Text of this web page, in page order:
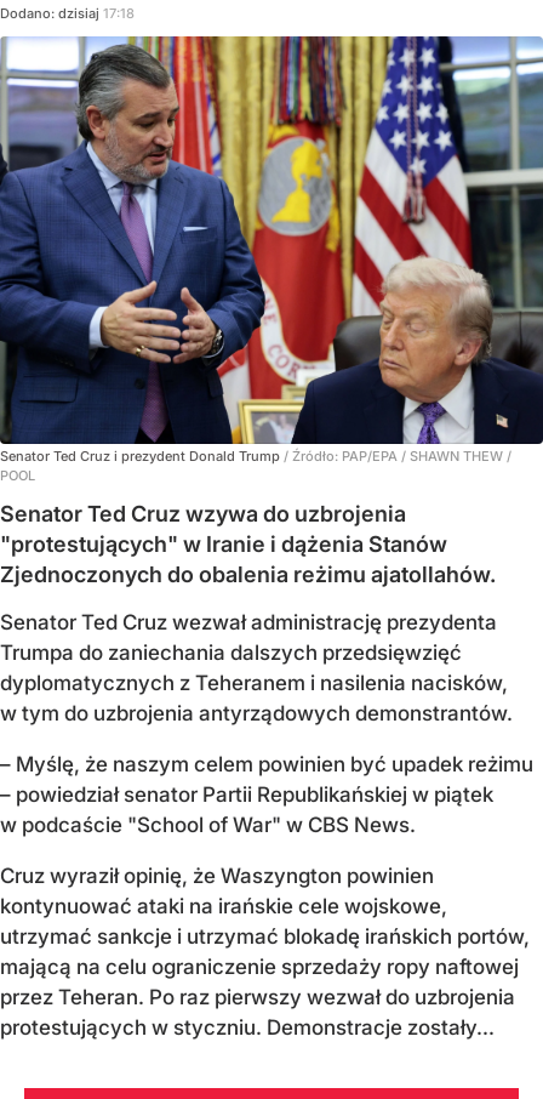
Dodano: dzisiaj 17:18
Senator Ted Cruz i prezydent Donald Trump / Źródło: PAP/EPA / SHAWN THEW /
POOL
Senator Ted Cruz wzywa do uzbrojenia
"protestujących" w Iranie i dążenia Stanów
Zjednoczonych do obalenia reżimu ajatollahów.
Senator Ted Cruz wezwał administrację prezydenta
Trumpa do zaniechania dalszych przedsięwzięć
dyplomatycznych z Teheranem i nasilenia nacisków,
w tym do uzbrojenia antyrządowych demonstrantów.
– Myślę, że naszym celem powinien być upadek reżimu
– powiedział senator Partii Republikańskiej w piątek
w podcaście "School of War" w CBS News.
Cruz wyraził opinię, że Waszyngton powinien
kontynuować ataki na irańskie cele wojskowe,
utrzymać sankcje i utrzymać blokadę irańskich portów,
mającą na celu ograniczenie sprzedaży ropy naftowej
przez Teheran. Po raz pierwszy wezwał do uzbrojenia
protestujących w styczniu. Demonstracje zostały...